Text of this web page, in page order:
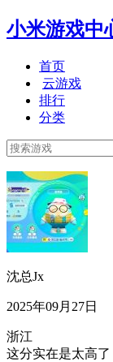
小米游戏中
首页
云游戏
排行
分类
沈总Jx
2025年09月27日
浙江
这分实在是太高了